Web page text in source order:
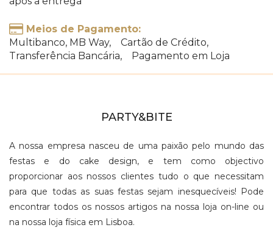
Meios de Pagamento:
Multibanco, MB Way, Cartão de Crédito,
Transferência Bancária, Pagamento em Loja
PARTY&BITE
A nossa empresa nasceu de uma paixão pelo mundo das
festas e do cake design, e tem como objectivo
proporcionar aos nossos clientes tudo o que necessitam
para que todas as suas festas sejam inesquecíveis! Pode
encontrar todos os nossos artigos na nossa loja on-line ou
na nossa loja física em Lisboa.